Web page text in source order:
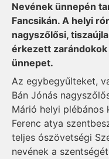
Nevének ünnepén
Fancsikán. A helyi
nagyszőlősi,
érkezett
ünnepet.
Az egybegyűlteket,
Bán Jónás
Márió helyi plébános
Ferenc atya
teljes ószövetségi
nevének a